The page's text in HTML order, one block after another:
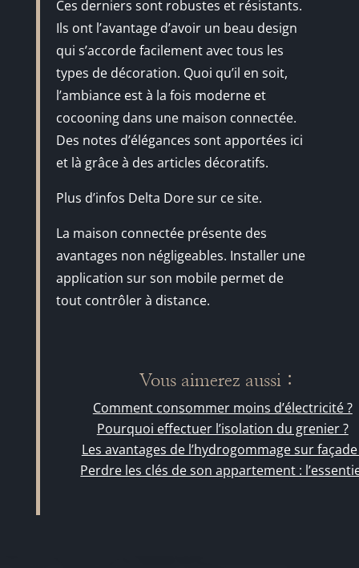
Ces derniers sont robustes et résistants.
Ils ont l’avantage d’avoir un beau design
qui s’accorde facilement avec tous les
types de décoration. Quoi qu’il en soit,
l’ambiance est à la fois moderne et
cocooning dans une maison connectée.
Des notes d’élégances sont apportées ici
et là grâce à des articles décoratifs.
Plus d’infos Delta Dore sur ce site.
La maison connectée présente des
avantages non négligeables. Installer une
application sur son mobile permet de
tout contrôler à distance.
Vous aimerez aussi :
Comment consommer moins d’électricité ?
Pourquoi effectuer l’isolation du grenier ?
Les avantages de l’hydrogommage sur
Perdre les clés de son appartement :